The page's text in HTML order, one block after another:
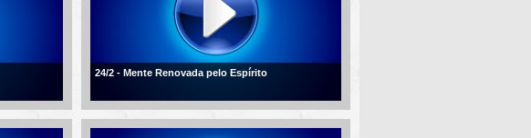
24/2 - Mente Renovada pelo Espírito